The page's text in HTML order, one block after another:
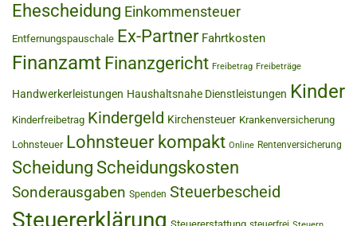
Ehescheidung Einkommensteuer
Entfernungspauschale Ex-Partner Fahrtkosten
Finanzamt Finanzgericht Freibetrag Freibeträge
Handwerkerleistungen Haushaltsnahe Dienstleistungen Kinder
Kinderfreibetrag Kindergeld Kirchensteuer Krankenversicherung
Lohnsteuer Lohnsteuer kompakt Online Rentenversicherung
Scheidung Scheidungskosten
Sonderausgaben Spenden Steuerbescheid
Steuererklärung